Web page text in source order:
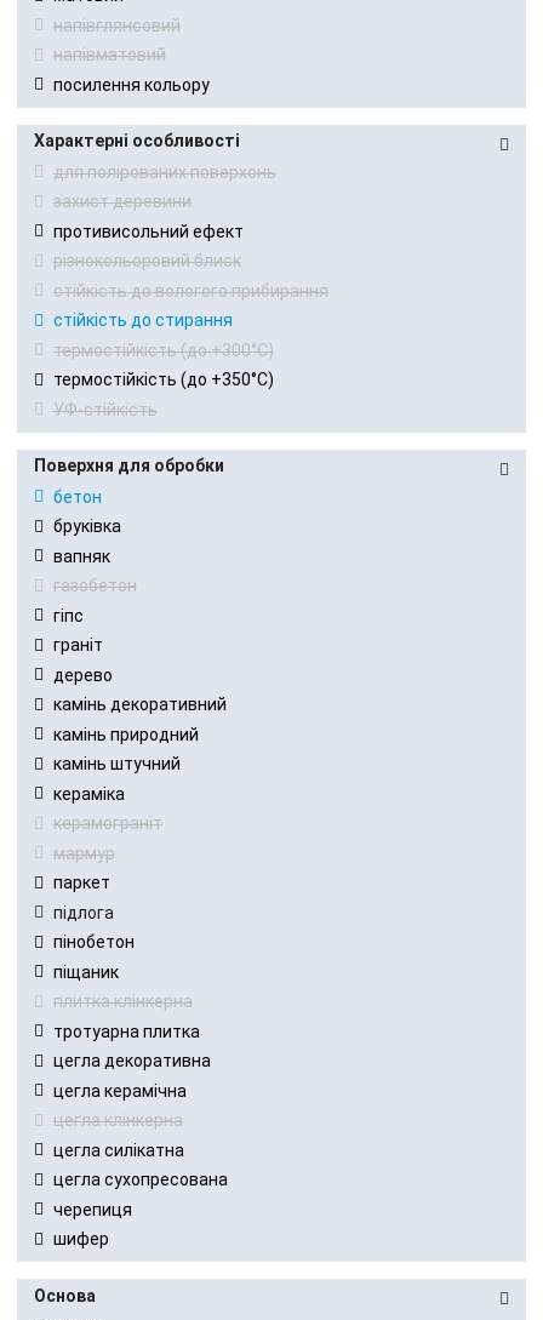
напівглянсовий
напівматовий
посилення кольору
Характерні особливості
для полірованих поверхонь
захист деревини
противисольний ефект
різнокольоровий блиск
стійкість до вологого прибирання
стійкість до стирання
термостійкість (до +300°С)
термостійкість (до +350°С)
УФ-стійкість
Поверхня для обробки
бетон
бруківка
вапняк
газобетон
гіпс
граніт
дерево
камінь декоративний
камінь природний
камінь штучний
кераміка
керамограніт
мармур
паркет
підлога
пінобетон
піщаник
плитка клінкерна
тротуарна плитка
цегла декоративна
цегла керамічна
цегла клінкерна
цегла силікатна
цегла сухопресована
черепиця
шифер
Основа